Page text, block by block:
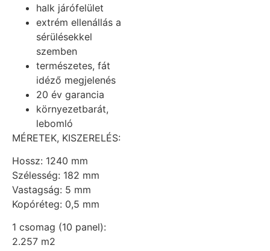
halk járófelület
extrém ellenállás a
sérülésekkel
szemben
természetes, fát
idéző megjelenés
20 év garancia
környezetbarát,
lebomló
MÉRETEK, KISZERELÉS:
Hossz: 1240 mm
Szélesség: 182 mm
Vastagság: 5 mm
Kopóréteg: 0,5 mm
1 csomag (10 panel):
2.257 m2